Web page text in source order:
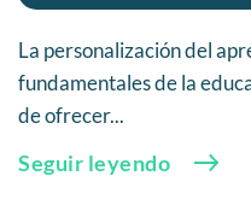
La personalización del
fundamentales de la
de ofrecer...
Seguir leyendo